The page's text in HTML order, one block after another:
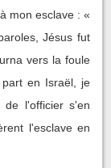
mon esclave : «
Jésus fut
vers la foule
en Israël, je
de l'officier s'en
l'esclave en